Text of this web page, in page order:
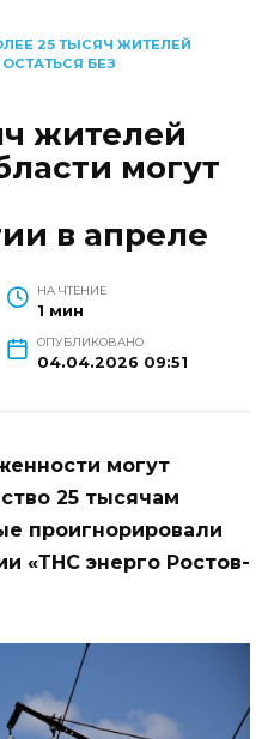
25 ТЫСЯЧ ЖИТЕЛЕЙ
БЕЗ
жителей
могут
в апреле
НА ЧТЕНИЕ
1 мин
ОПУБЛИКОВАНО
04.04.2026 09:51
могут
25 тысячам
проигнорировали
«ТНС энерго Ростов-